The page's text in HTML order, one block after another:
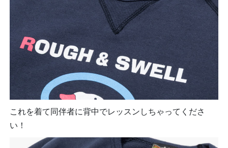
これを着て同伴者に背中でレッスンしちゃってくださ
い！